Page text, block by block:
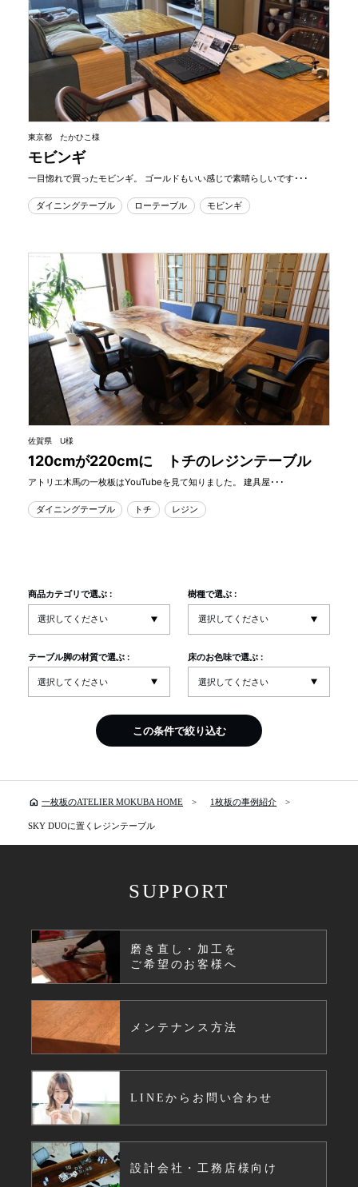
東京都 たかひこ様
モビンギ
一目惚れで買ったモビンギ。 ゴールドもいい感じで素晴らしいです･･･
ダイニングテーブル ローテーブル モビンギ
佐賀県 U様
120cmが220cmに トチのレジンテーブル
アトリエ木馬の一枚板はYouTubeを見て知りました。 建具屋･･･
ダイニングテーブル トチ レジン
商品カテゴリで選ぶ : 樹種で選ぶ :
テーブル脚の材質で選ぶ : 床のお色味で選ぶ :
この条件で絞り込む
home 一枚板のATELIER MOKUBA HOME 1枚板の事例紹介
SKY DUOに置くレジンテーブル
SUPPORT
磨き直し・加工を
ご希望のお客様へ
メンテナンス方法
LINEからお問い合わせ
設計会社・工務店様向け